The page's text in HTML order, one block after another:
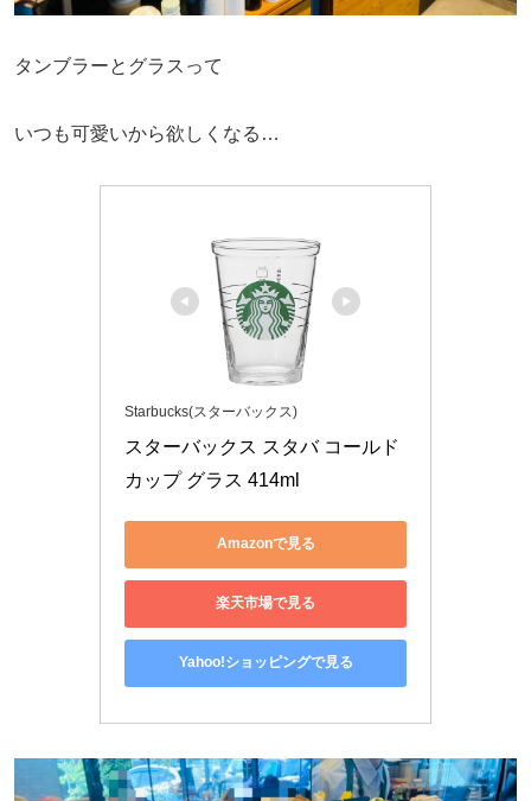
タンブラーとグラスって
いつも可愛いから欲しくなる…
Starbucks(スターバックス)
スターバックス スタバ コールド
カップ グラス 414ml
Amazonで見る
楽天市場で見る
Yahoo!ショッピングで見る